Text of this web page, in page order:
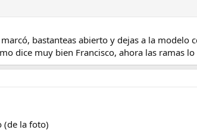
bastanteas abierto y dejas a la
dice muy bien Francisco, ahora las ramas
(de la foto)